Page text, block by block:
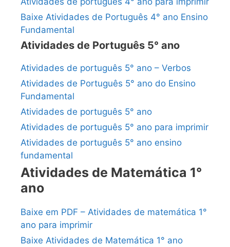
Baixe Atividades de Português 4° ano Ensino
Fundamental
Atividades de Português 5° ano
Atividades de português 5° ano – Verbos
Atividades de Português 5° ano do Ensino
Fundamental
Atividades de português 5° ano
Atividades de português 5° ano para imprimir
Atividades de português 5° ano ensino
fundamental
Atividades de Matemática 1°
ano
Baixe em PDF – Atividades de matemática 1°
ano para imprimir
Baixe Atividades de Matemática 1° ano